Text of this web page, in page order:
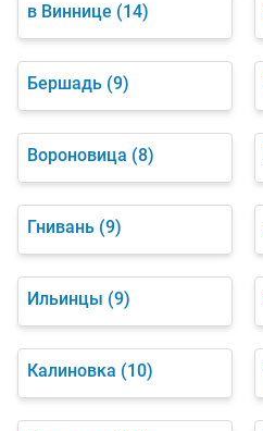
в Виннице (14)
Бершадь (9)
Вороновица (8)
Гнивань (9)
Ильинцы (9)
Калиновка (10)